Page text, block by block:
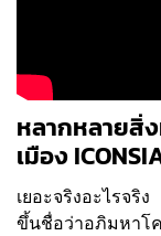
หลากหลายสิ่ง
เมือง
เยอะจริงอะไรจริง
ขึ้นชื่อว่าอภิมหาโ